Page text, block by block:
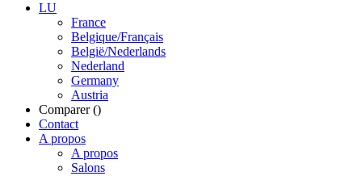
LU
France
Belgique/Français
België/Nederlands
Nederland
Germany
Austria
Comparer ()
Contact
A propos
A propos
Salons